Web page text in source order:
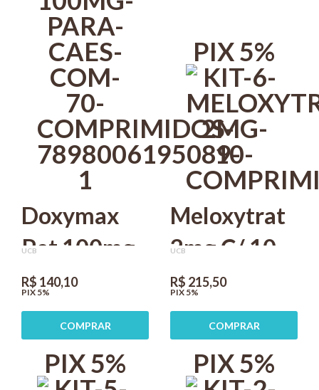
Doxymax
Pet 100mg
Para Cães
Com 70
Comprimidos
ucbvet
UCB
R$ 140,10
PIX 5%
COMPRAR
PIX 5%
Meloxytrat
2mg C/ 10
comprimidos
UCBVET Kit
com 6
UCB
R$ 215,50
PIX 5%
COMPRAR
PIX 5% PIX 5%